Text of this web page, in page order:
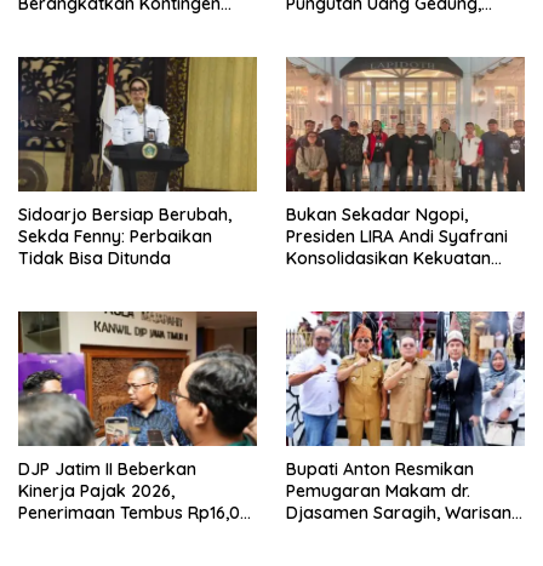
Buka suara
Sidoarjo Bersiap Berubah,
Sekda Fenny: Perbaikan
Tidak Bisa Ditunda
Bukan Sekadar Ngopi,
Presiden LIRA Andi Syafrani
Konsolidasikan Kekuatan
DJP Jatim II Beberkan
Kinerja Pajak 2026,
Penerimaan Tembus Rp16,08
Bupati Anton Resmikan
Pemugaran Makam dr.
Djasamen Saragih, Warisan